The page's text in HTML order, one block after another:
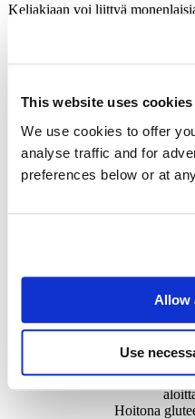
This website uses cookies
We use cookies to offer
analyse traffic and for
preferences below or at
Allow
Use
Keliakiaan voi liittyä
suolistovaivoja, vatsakipua,
turvotusta, suoliston
Joillain ihmisillä keliakia
– Potilas voi hyvinkin olla
sairastaa keliakiaa. Se on
mukaan vasta kolmasosa on
yhdistää esimerkiksi lieviä
Miten
Diagnosointi tehdään
lisäksi suolinukan
syveneminen, kyseessä on
Suomessa on lisäksi kehitetty
jonka voi tehdä kotona. Jos
lääkärin vastaanotolle
Hoitona